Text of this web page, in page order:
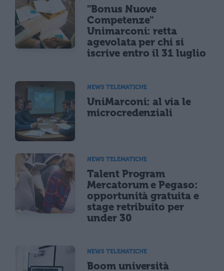
"Bonus Nuove
Competenze"
Unimarconi: retta
agevolata per chi si
iscrive entro il 31 luglio
NEWS TELEMATICHE
UniMarconi: al via le
microcredenziali
NEWS TELEMATICHE
Talent Program
Mercatorum e Pegaso:
opportunità gratuita e
stage retribuito per
under 30
NEWS TELEMATICHE
Boom università